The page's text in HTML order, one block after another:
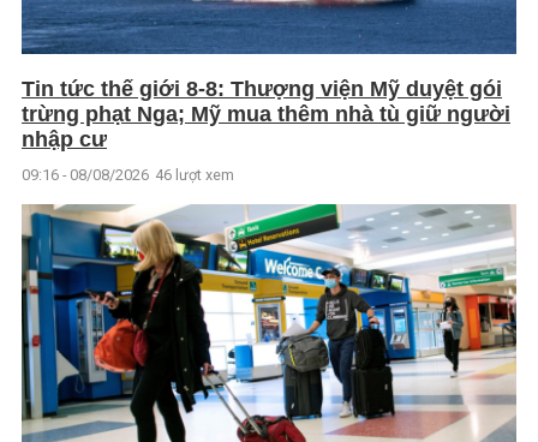
Tin tức thế giới 8-8: Thượng viện Mỹ duyệt gói
trừng phạt Nga; Mỹ mua thêm nhà tù giữ người
nhập cư
09:16 - 08/08/2026 46 lượt xem